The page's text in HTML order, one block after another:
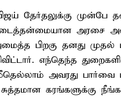
தேர்தலுக்கு முன்பே
அரசை
பிறகு தனது
எந்தெந்த
அவரது பார்வை
சுத்தமான கரங்களுக்கு